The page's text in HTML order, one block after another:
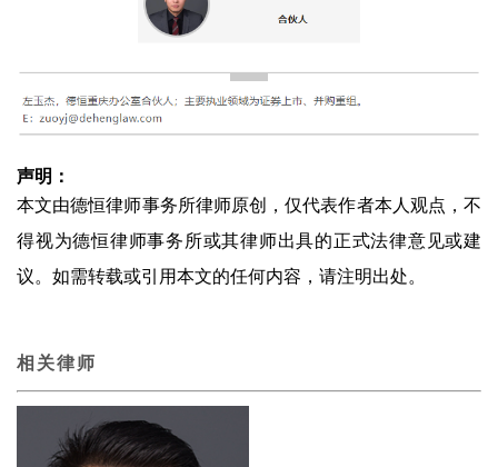
声明：
本文由德恒律师事务所律师原创，仅代表作者本人观点，不
得视为德恒律师事务所或其律师出具的正式法律意见或建
议。如需转载或引用本文的任何内容，请注明出处。
相关律师